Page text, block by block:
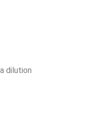
dilution